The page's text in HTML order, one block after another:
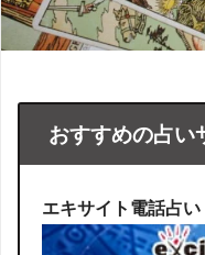
おすすめの占い
エキサイト電話占い